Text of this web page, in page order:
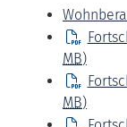
MB)
MB)